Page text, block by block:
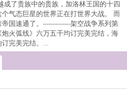
成了贵族中的贵族，加洛林王国的十四
气态巨星的世界正在打世界大战。 而
帝国速通了。————架空战争系列第
火弧线》六万五千均订完美完结，海
完美完结。...